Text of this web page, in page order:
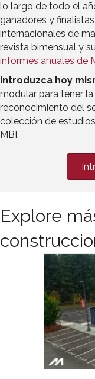
lo largo de todo el
ganadores y
internacionales de
revista bimensual y
informes anuales de
Introduzca hoy
modular para tener
reconocimiento del
colección de
MBI.
Explore